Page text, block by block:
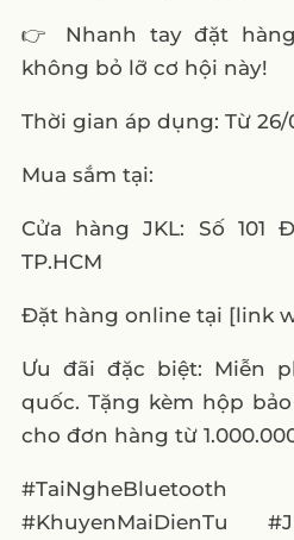
👉 Nhanh tay đặt
không bỏ lỡ cơ hội này!
Thời gian áp dụng: Từ 26/
Mua sắm tại:
Cửa hàng JKL: Số 101
TP.HCM
Đặt hàng online tại [link
Ưu đãi đặc biệt: Miễn
quốc. Tặng kèm hộp
cho đơn hàng từ
#KhuyenMaiDienTu